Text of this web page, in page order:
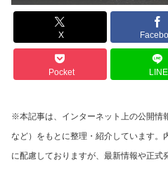
X
Pocket LINE
※本記事は、インターネット上の公開情
など）をもとに整理・紹介しています。
に配慮しておりますが、最新情報や正式